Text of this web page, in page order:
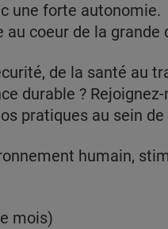
une forte autonomie.
coeur de la grande
de la santé au
durable ?
pratiques au sein
humain,
mois)